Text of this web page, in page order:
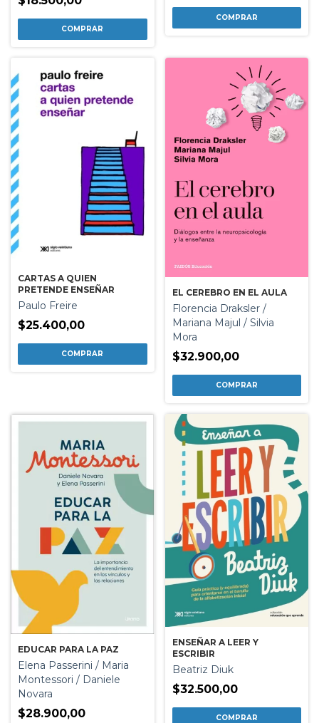
CARTAS A QUIEN
PRETENDE ENSEÑAR
Paulo Freire
$25.400,00
EL CEREBRO EN EL AULA
Florencia Draksler /
Mariana Majul / Silvia
Mora
$32.900,00
EDUCAR PARA LA PAZ
Elena Passerini / Maria
Montessori / Daniele
Novara
$28.900,00
ENSEÑAR A LEER Y
ESCRIBIR
Beatriz Diuk
$32.500,00